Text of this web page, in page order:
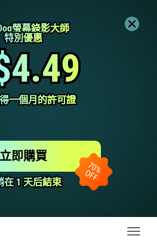
螢幕錄影大師
螢幕錄影大師
特別優惠
特別優惠
一個月的許可證
一個月的許可證
在 1 天后結束
在 1 天后結束
立即購買